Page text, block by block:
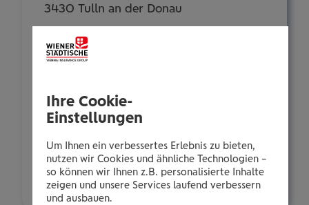
3430 Tulln an der Donau
Tel.:
Mobil:
+436646013954415
a.ibrahimovic@wienerstaedtische.at
Über mich
Ihre Cookie-
Einstellungen
Um Ihnen ein verbessertes Erlebnis zu bieten,
nutzen wir Cookies und ähnliche Technologien –
so können wir Ihnen z.B. personalisierte Inhalte
zeigen und unsere Services laufend verbessern
und ausbauen.